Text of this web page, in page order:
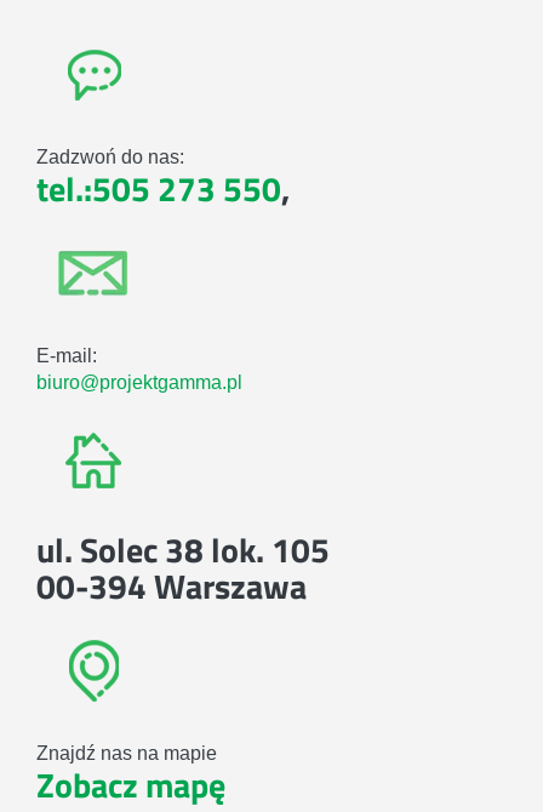
Zadzwoń do nas:
tel.:505 273 550,
E-mail:
biuro@projektgamma.pl
ul. Solec 38 lok. 105
00-394 Warszawa
Znajdź nas na mapie
Zobacz mapę